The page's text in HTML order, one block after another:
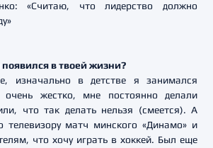
в твоей жизни?
изначально в детстве я занимался
жестко, мне постоянно делали
что так делать нельзя (смеется). А
телевизору матч минского «Динамо» и
что хочу играть в хоккей. Был еще